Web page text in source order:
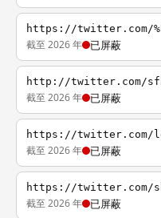
https://twitter.com/
截至 2026 年 已屏蔽
http://twitter.com/
截至 2026 年 已屏蔽
https://twitter.com/
截至 2026 年 已屏蔽
https://twitter.com/
截至 2026 年 已屏蔽